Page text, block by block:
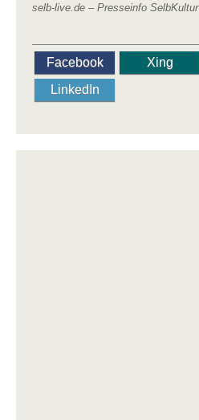
selb-live.de – Presseinfo SelbKultur
Facebook Xing
LinkedIn